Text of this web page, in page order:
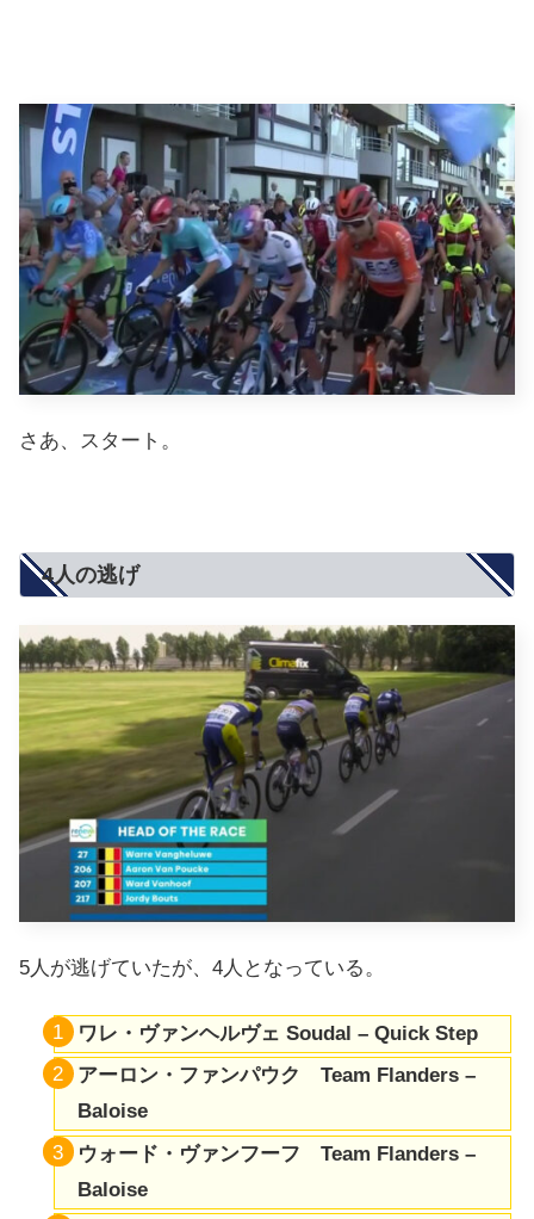
さあ、スタート。
4人の逃げ
5人が逃げていたが、4人となっている。
ワレ・ヴァンヘルヴェ Soudal – Quick Step
アーロン・ファンパウク Team Flanders –
Baloise
ウォード・ヴァンフーフ Team Flanders –
Baloise